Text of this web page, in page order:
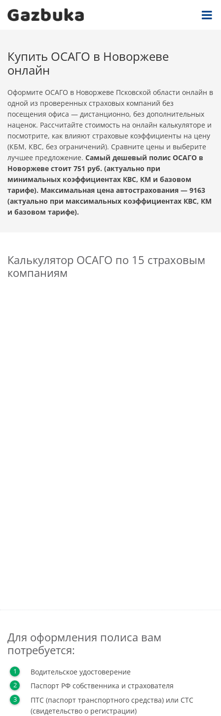
Купить ОСАГО в Новоржеве
онлайн
Оформите ОСАГО в Новоржеве Псковской области онлайн в
одной из проверенных страховых компаний без
посещения офиса — дистанционно, без дополнительных
наценок. Рассчитайте стоимость на онлайн калькуляторе и
посмотрите, как влияют страховые коэффициенты на цену
(КБМ, КВС, без ограничений). Сравните цены и выберите
лучшее предложение. Самый дешевый полис ОСАГО в
Новоржеве стоит 751 руб. (актуально при
минимальных коэффициентах КВС, КМ и базовом
тарифе). Максимальная цена автострахования — 9163
(актуально при максимальных коэффициентах КВС, КМ
и базовом тарифе).
Калькулятор ОСАГО по 15 страховым
компаниям
Для оформления полиса вам
потребуется:
Водительское удостоверение
Паспорт РФ собственника и страхователя
ПТС (паспорт транспортного средства) или СТС
(свидетельство о регистрации)